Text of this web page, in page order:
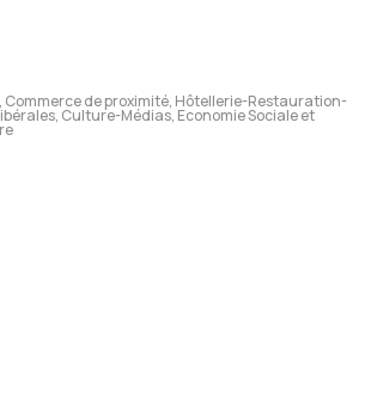
de proximité, Hôtellerie-Restauration-
Culture-Médias, Economie Sociale et